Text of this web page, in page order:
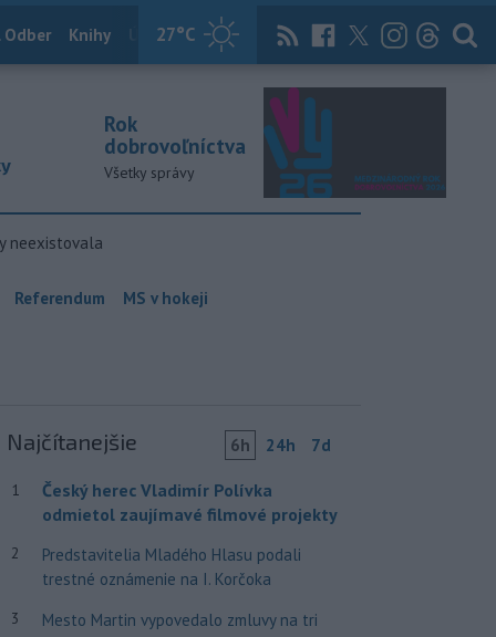
27°C
Odber Knihy Útulkovo Magazín News Now Archív
Rok
dobrovoľníctva
Všetky správy
neexistovala
Referendum MS v hokeji
Najčítanejšie 6h 24h 7d
1
Český herec Vladimír Polívka
odmietol zaujímavé filmové projekty
2
Predstavitelia Mladého Hlasu podali
trestné oznámenie na I. Korčoka
3
Mesto Martin vypovedalo zmluvy na tri